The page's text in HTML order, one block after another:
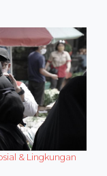
& Lingkungan